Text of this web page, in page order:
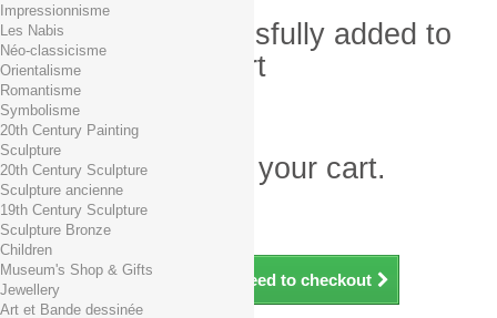
Product successfully added to
your shopping cart
Quantity
Total
There is 1 item in your cart.
Total products (tax incl.)
Total shipping TTC
Total (tax incl.)
Continue shopping Proceed to checkout
Impressionnisme
Les Nabis
Néo-classicisme
Orientalisme
Romantisme
Symbolisme
20th Century Painting
Sculpture
20th Century Sculpture
Sculpture ancienne
19th Century Sculpture
Sculpture Bronze
Children
Museum's Shop & Gifts
Jewellery
Art et Bande dessinée